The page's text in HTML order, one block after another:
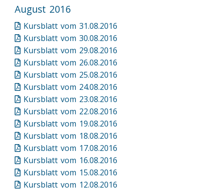
August 2016
Kursblatt vom 31.08.2016
Kursblatt vom 30.08.2016
Kursblatt vom 29.08.2016
Kursblatt vom 26.08.2016
Kursblatt vom 25.08.2016
Kursblatt vom 24.08.2016
Kursblatt vom 23.08.2016
Kursblatt vom 22.08.2016
Kursblatt vom 19.08.2016
Kursblatt vom 18.08.2016
Kursblatt vom 17.08.2016
Kursblatt vom 16.08.2016
Kursblatt vom 15.08.2016
Kursblatt vom 12.08.2016